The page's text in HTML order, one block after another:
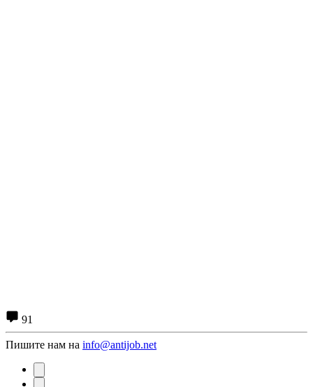
91
Пишите нам на info@antijob.net